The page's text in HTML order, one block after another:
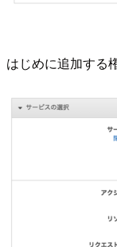
はじめに追加する